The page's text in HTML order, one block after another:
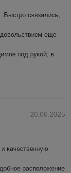
связались,
еще
под рукой, в
20.06.2025
качественную
расположение